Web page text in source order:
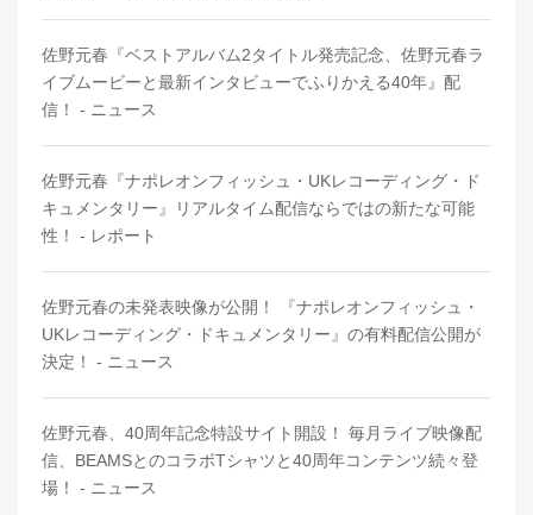
佐野元春『ベストアルバム2タイトル発売記念、佐野元春ラ
イブムービーと最新インタビューでふりかえる40年』配
信！ - ニュース
佐野元春『ナポレオンフィッシュ・UKレコーディング・ド
キュメンタリー』リアルタイム配信ならではの新たな可能
性！ - レポート
佐野元春の未発表映像が公開！ 『ナポレオンフィッシュ・
UKレコーディング・ドキュメンタリー』の有料配信公開が
決定！ - ニュース
佐野元春、40周年記念特設サイト開設！ 毎月ライブ映像配
信、BEAMSとのコラボTシャツと40周年コンテンツ続々登
場！ - ニュース